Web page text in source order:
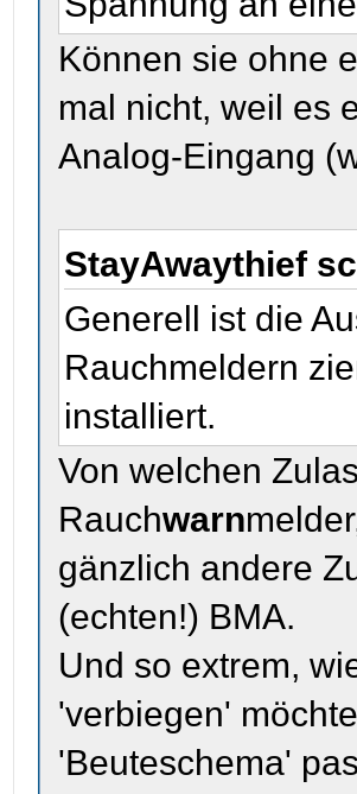
Können sie ohne
mal nicht, weil es
Analog-Eingang
StayAwaythief
Generell ist die
Rauchmeldern
installiert.
Von welchen
Rauchwarn
gänzlich andere
(echten!) BMA.
Und so extrem,
'verbiegen'
'Beuteschema'